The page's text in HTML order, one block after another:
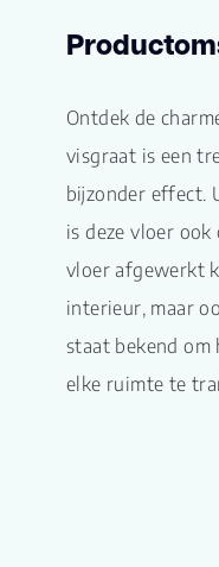
Ontdek de
visgraat is een
bijzonder effect.
is deze vloer
vloer afgewerkt
interieur, maar
staat bekend
elke ruimte te